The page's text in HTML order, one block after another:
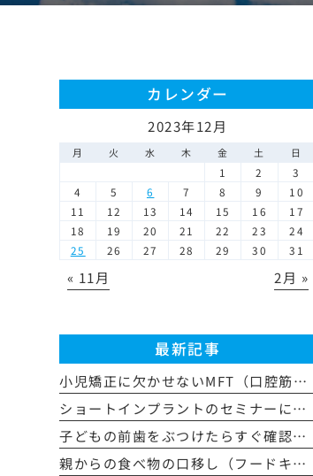
カレンダー
2023年12月
月 火 水 木 金 土 日
1 2
3
4
5 6 7 8 9
10
11
12 13 14 15 16
17
18
19 20 21 22 23
24
25
26 27 28 29 30 31
« 11月 2月 »
最新記事
小児矯正に欠かせないMFT（口腔筋機能療法）とは？歯並びとの関係やトレーニング方法を解説
ショートインプラントのセミナーに参加しました
子どもの前歯をぶつけたらすぐ確認！歯が欠けた・グラグラ・抜けたときの対応方法
親からの食べ物の口移し（フードキス）は本当に危険？子どもの虫歯予防の正しい知識